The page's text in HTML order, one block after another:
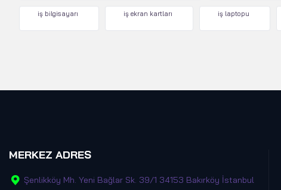
iş bilgisayarı iş ekran kartları iş laptopu
MERKEZ ADRES
Şenlikköy Mh. Yeni Bağlar Sk. 39/1 34153 Bakırköy İstanbul